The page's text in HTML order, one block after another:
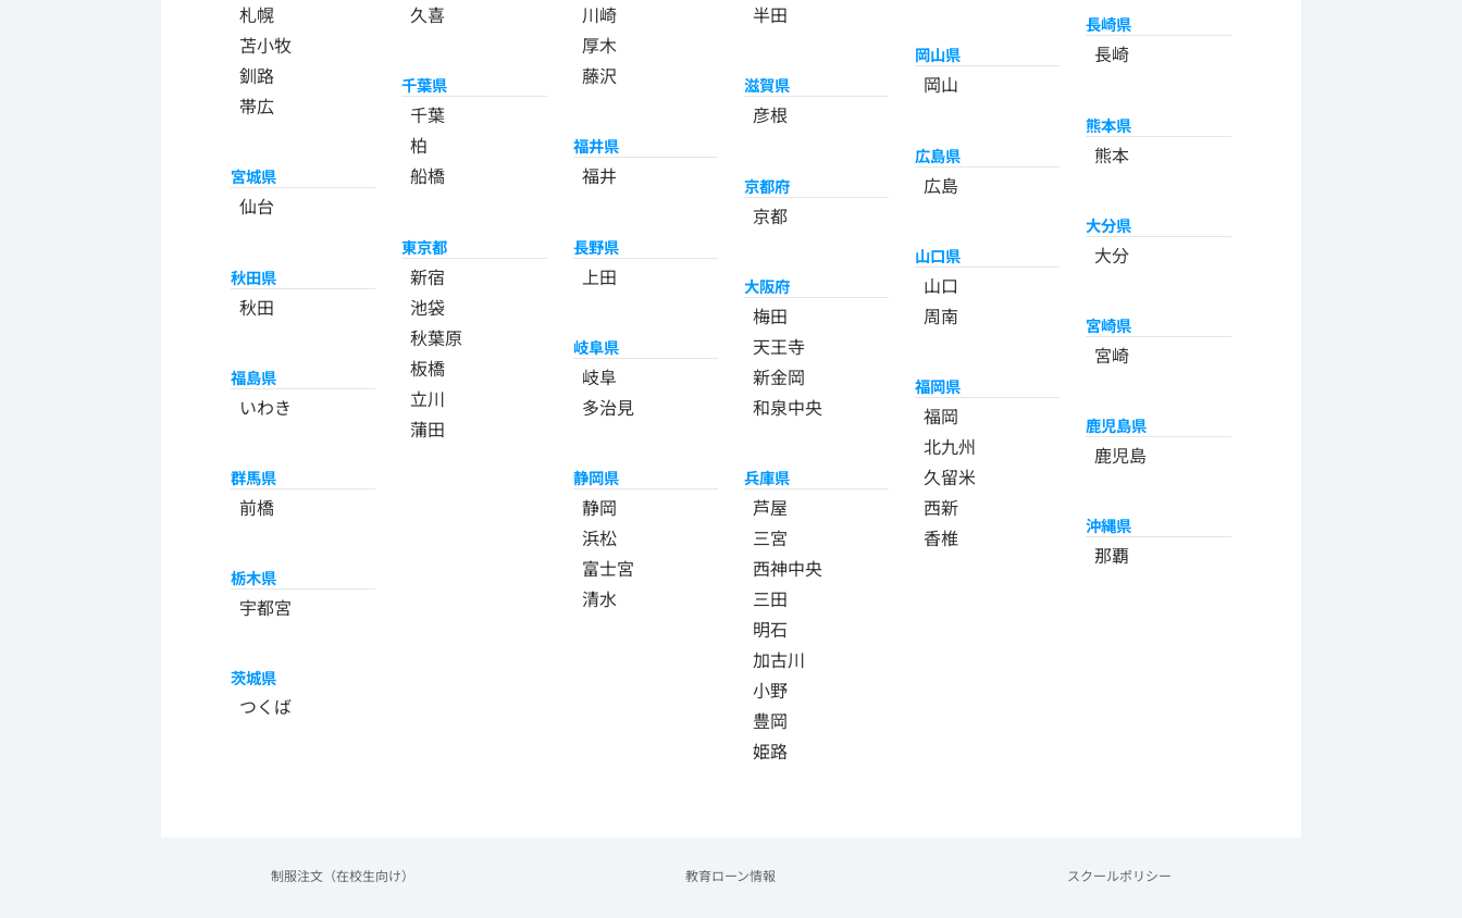
札幌
苫小牧
釧路
帯広
宮城県
仙台
秋田県
秋田
福島県
いわき
群馬県
前橋
栃木県
宇都宮
茨城県
つくば
久喜
千葉県
千葉
柏
船橋
東京都
新宿
池袋
秋葉原
板橋
立川
蒲田
川崎
厚木
藤沢
福井県
福井
長野県
上田
岐阜県
岐阜
多治見
静岡県
静岡
浜松
富士宮
清水
半田
滋賀県
彦根
京都府
京都
大阪府
梅田
天王寺
新金岡
和泉中央
兵庫県
芦屋
三宮
西神中央
三田
明石
加古川
小野
豊岡
姫路
岡山県
岡山
広島県
広島
山口県
山口
周南
福岡県
福岡
北九州
久留米
西新
香椎
長崎県
長崎
熊本県
熊本
大分県
大分
宮崎県
宮崎
鹿児島県
鹿児島
沖縄県
那覇
制服注文（在校生向け） 教育ローン情報 スクールポリシー